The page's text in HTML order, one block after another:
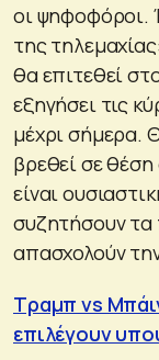
οι ψηφοφόροι.
της
θα επιτεθεί
εξηγήσει τις
μέχρι σήμερα.
βρεθεί σε
είναι
συζητήσουν
απασχολούν
Τραμπ vs
επιλέγουν